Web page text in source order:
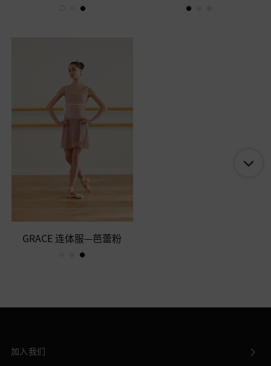
色）
GRACE 连体服—芭蕾粉
加入我们